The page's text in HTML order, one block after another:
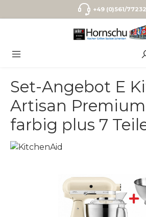
Zum Hauptinhalt springen
+49 (0)561/
Set-Angebot E
Artisan Premium
farbig plus 7
Bildergalerie überspringen